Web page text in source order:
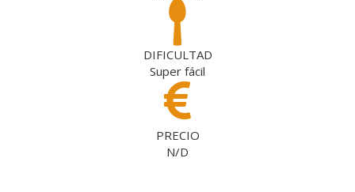
DIFICULTAD
Super fácil
PRECIO
N/D